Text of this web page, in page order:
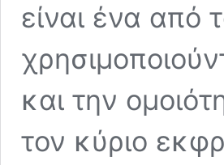
είναι ένα από
και την
τον κύριο